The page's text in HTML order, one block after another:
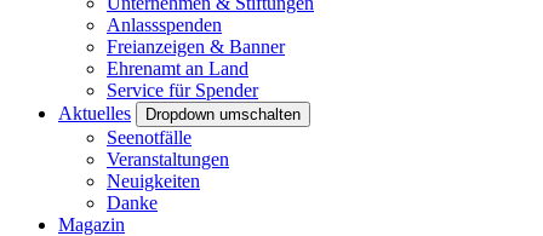
Anlassspenden
Freianzeigen & Banner
Ehrenamt an Land
Service für Spender
Aktuelles
Dropdown umschalten
Seenotfälle
Veranstaltungen
Neuigkeiten
Danke
Magazin